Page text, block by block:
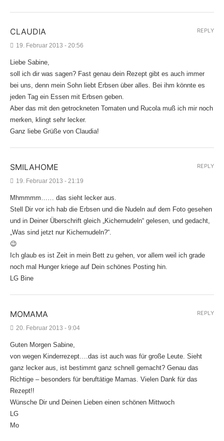
CLAUDIA
19. Februar 2013 - 20:56
Liebe Sabine,
soll ich dir was sagen? Fast genau dein Rezept gibt es auch immer
bei uns, denn mein Sohn liebt Erbsen über alles. Bei ihm könnte es
jeden Tag ein Essen mit Erbsen geben.
Aber das mit den getrockneten Tomaten und Rucola muß ich mir noch
merken, klingt sehr lecker.
Ganz liebe Grüße von Claudia!
REPLY
SMILAHOME
19. Februar 2013 - 21:19
Mhmmmm…… das sieht lecker aus.
Stell Dir vor ich hab die Erbsen und die Nudeln auf dem Foto gesehen
und in Deiner Überschrift gleich „Kichernudeln“ gelesen, und gedacht,
„Was sind jetzt nur Kichernudeln?“.
😉
Ich glaub es ist Zeit in mein Bett zu gehen, vor allem weil ich grade
noch mal Hunger kriege auf Dein schönes Posting hin.
LG Bine
REPLY
MOMAMA
20. Februar 2013 - 9:04
Guten Morgen Sabine,
von wegen Kinderrezept….das ist auch was für große Leute. Sieht
ganz lecker aus, ist bestimmt ganz schnell gemacht? Genau das
Richtige – besonders für beruftätige Mamas. Vielen Dank für das
Rezept!!
Wünsche Dir und Deinen Lieben einen schönen Mittwoch
LG
Mo
REPLY